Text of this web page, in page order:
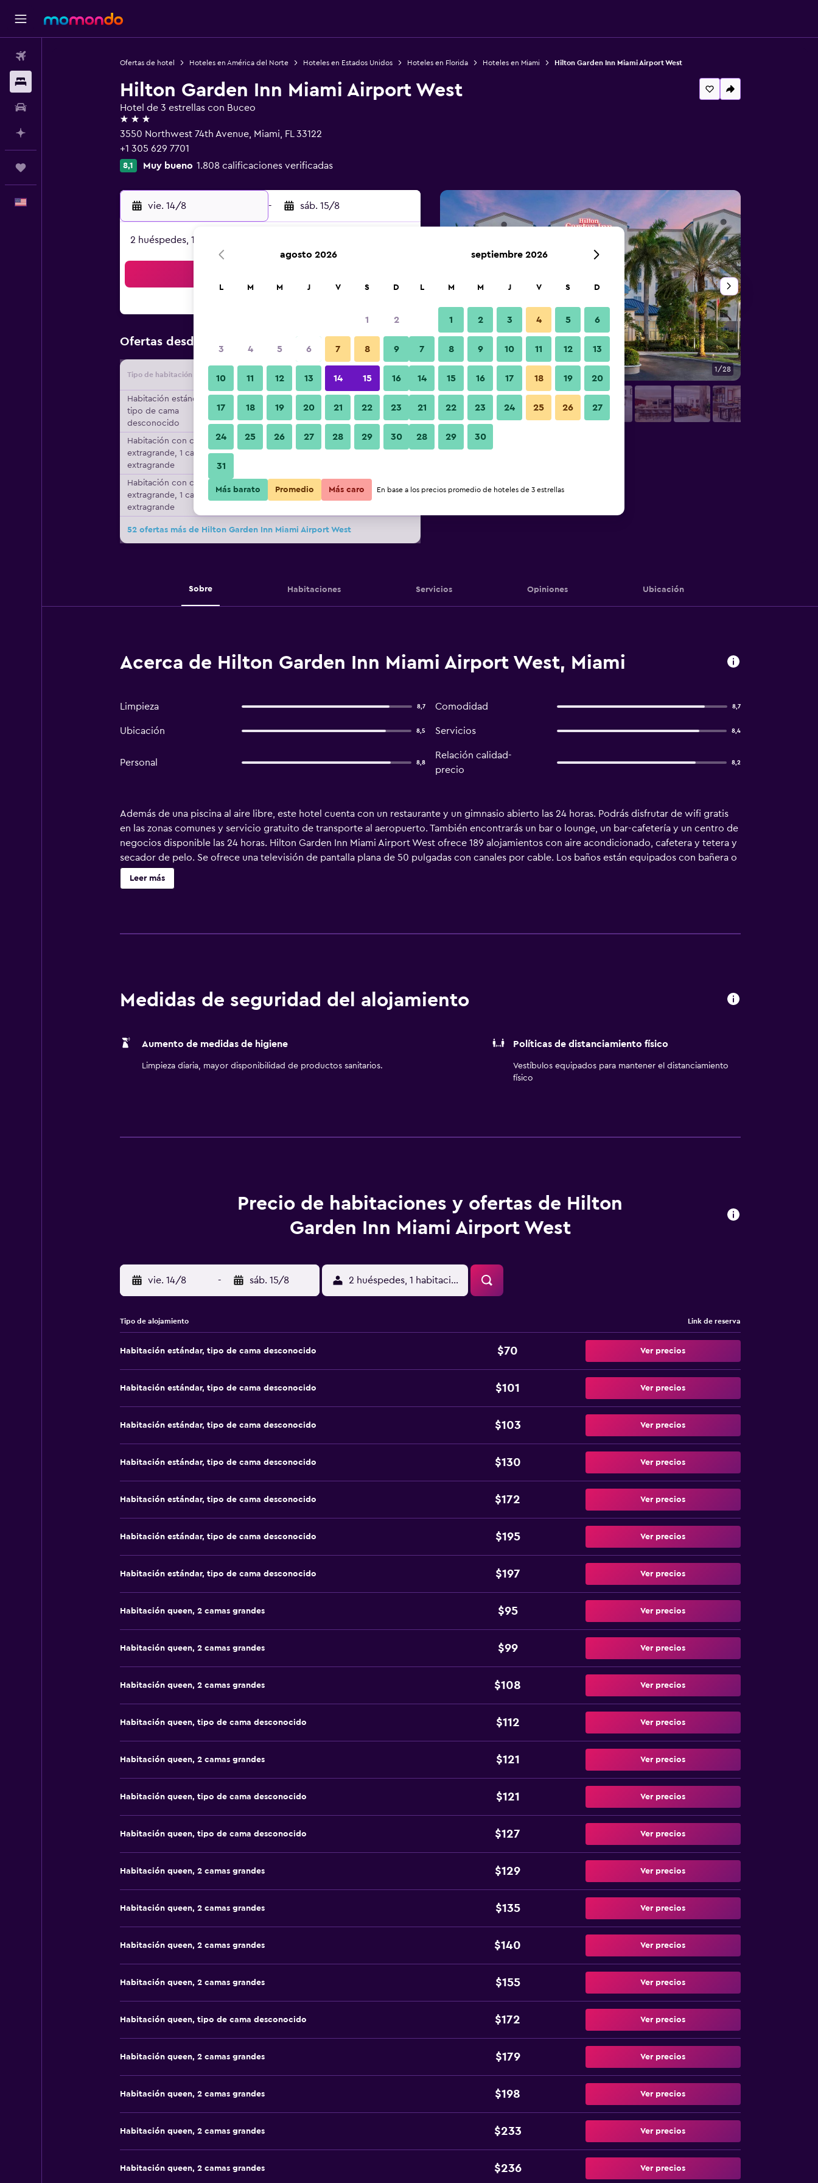
Ofertas de hotel Hoteles en América del Norte Hoteles en Estados Unidos Hoteles en Florida Hoteles en Miami Hilton Garden Inn Miami Airport West
Hilton Garden Inn Miami Airport West
Hotel de 3 estrellas con Buceo
3 estrellas
3550 Northwest 74th Avenue, Miami, FL 33122
+1 305 629 7701
8,1 Muy bueno 1.808 calificaciones verificadas
vie. 14/8 - sáb. 15/8
2 huéspedes, 1 habitación
Ofertas desde Oferta más barata de precio por noche
Tipo de habitación Proveedor Total noche
Habitación estándar,
tipo de cama
desconocido
$70 Ver oferta
Habitación con cama
extragrande, 1 cama
extragrande
Habitación con cama
extragrande, 1 cama
extragrande
$88
52 ofertas más de Hilton Garden Inn Miami Airport West
Edificio 1/28
Fotos
Sobre Habitaciones Servicios Opiniones Ubicación
Acerca de Hilton Garden Inn Miami Airport West, Miami
Limpieza 8,7 Comodidad 8,7
Ubicación 8,5 Servicios 8,4
Personal 8,8
Relación calidad-
precio
8,2
Además de una piscina al aire libre, este hotel cuenta con un restaurante y un gimnasio abierto las 24 horas. Podrás disfrutar de wifi gratis
en las zonas comunes y servicio gratuito de transporte al aeropuerto. También encontrarás un bar o lounge, un bar-cafetería y un centro de
negocios disponible las 24 horas. Hilton Garden Inn Miami Airport West ofrece 189 alojamientos con aire acondicionado, cafetera y tetera y
secador de pelo. Se ofrece una televisión de pantalla plana de 50 pulgadas con canales por cable. Los baños están equipados con bañera o
ducha y artículos de higiene personal gratuitos. Los huéspedes pueden navegar por la web gracias a nuestro acceso a Internet gratis (por
cable y wifi). Los servicios para las personas de negocios incluyen escritorio y teléfono; se ofrecen llamadas locales gratuitas (pueden
Leer más
Medidas de seguridad del alojamiento
Aumento de medidas de higiene
Limpieza diaria, mayor disponibilidad de productos sanitarios.
Políticas de distanciamiento físico
Vestíbulos equipados para mantener el distanciamiento
físico
Precio de habitaciones y ofertas de Hilton
Garden Inn Miami Airport West
vie. 14/8 - sáb. 15/8 2 huéspedes, 1 habitación
Tipo de alojamiento Link de reserva
Habitación estándar, tipo de cama desconocido $70 Ver precios
Habitación estándar, tipo de cama desconocido $101 Ver precios
Habitación estándar, tipo de cama desconocido $103 Ver precios
Habitación estándar, tipo de cama desconocido $130 Ver precios
Habitación estándar, tipo de cama desconocido $172 Ver precios
Habitación estándar, tipo de cama desconocido $195 Ver precios
Habitación estándar, tipo de cama desconocido $197 Ver precios
Habitación queen, 2 camas grandes $95 Ver precios
Habitación queen, 2 camas grandes $99 Ver precios
Habitación queen, 2 camas grandes $108 Ver precios
Habitación queen, tipo de cama desconocido $112 Ver precios
Habitación queen, 2 camas grandes $121 Ver precios
Habitación queen, tipo de cama desconocido $121 Ver precios
Habitación queen, tipo de cama desconocido $127 Ver precios
Habitación queen, 2 camas grandes $129 Ver precios
Habitación queen, 2 camas grandes $135 Ver precios
Habitación queen, 2 camas grandes $140 Ver precios
Habitación queen, 2 camas grandes $155 Ver precios
Habitación queen, tipo de cama desconocido $172 Ver precios
Habitación queen, 2 camas grandes $179 Ver precios
Habitación queen, 2 camas grandes $198 Ver precios
Habitación queen, 2 camas grandes $233 Ver precios
Habitación queen, 2 camas grandes $236 Ver precios
agosto 2026
L M M J V S D
1 2
3 4 5 6 7 8 9
10 11 12 13 14 15 16
17 18 19 20 21 22 23
24 25 26 27 28 29 30
31
septiembre 2026
L M M J V S D
1 2 3 4 5 6
7 8 9 10 11 12 13
14 15 16 17 18 19 20
21 22 23 24 25 26 27
28 29 30
Más barato Promedio Más caro En base a los precios promedio de hoteles de 3 estrellas